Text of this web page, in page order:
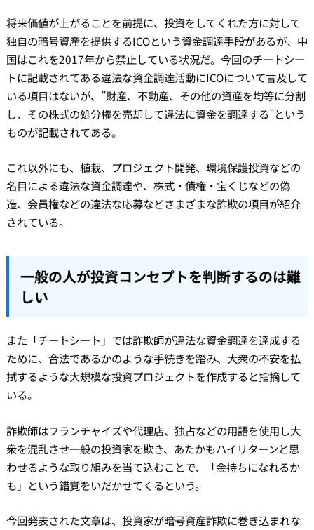
将来価値が上がることを前提に、投資をしてくれた方に対して
独自の暗号資産を提供するICOという資金調達手段があるが、中
国はこれを2017年から禁止している状況だ。今回のチートシー
トに記載されてある違法な資金調達活動にICOについて言及して
いる項目はないが、”財産、不動産、その他の資産を均等に分割
し、その株式の処分権を売却して違法に資金を調達する”という
ものが記載されてある。
これ以外にも、植栽、プロジェクト開発、環境保護投資などの
名目による違法な資金調達や、株式・債権・宝くじなどの偽
造、会員権などの違法な応募などさまざまな詐欺の項目が紹介
されている。
一般の人が投資コンセプトを判断するのは難
しい
また「チートシート」では詐欺師が違法な資金調達を達成する
ために、合法であるかのような手続きを踏み、大衆の不安を払
拭するような大規模な投資プロジェクトを作成すると指摘して
いる。
詐欺師はフランチャイズや代理店、独占などの用語を使用し大
衆を混乱させ一般の投資家を欺き、あたかもハイリターンと思
わせるような取り組みを当て込むことで、「金持ちになれるか
も」という錯覚をいだかせてくるという。
今回発表された文章は、投資家が暗号資産詐欺に巻き込まれな